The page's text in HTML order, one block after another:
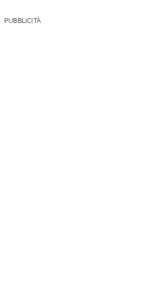
PUBBLICITÀ